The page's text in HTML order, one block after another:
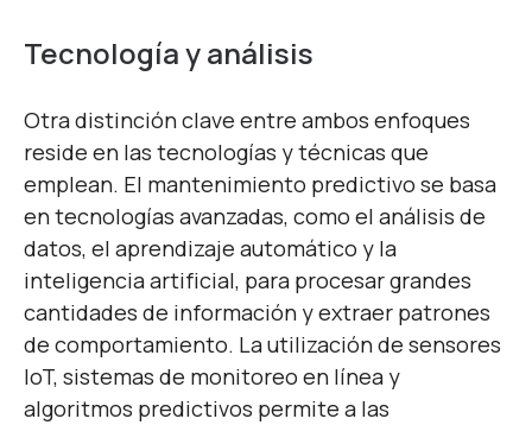
Tecnología y análisis
Otra distinción clave entre ambos enfoques
reside en las tecnologías y técnicas que
emplean. El mantenimiento predictivo se basa
en tecnologías avanzadas, como el análisis de
datos, el aprendizaje automático y la
inteligencia artificial, para procesar grandes
cantidades de información y extraer patrones
de comportamiento. La utilización de sensores
IoT, sistemas de monitoreo en línea y
algoritmos predictivos permite a las